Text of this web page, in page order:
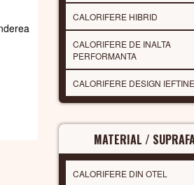
CALORIFERE HIBRID
CALORIFERE DE INALTA
PERFORMANTA
CALORIFERE DESIGN IEFTINE
MATERIAL /
CALORIFERE DIN OTEL